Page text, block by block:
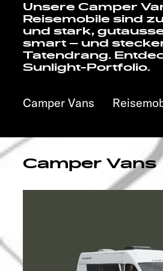
Konfigurator
Explore
Service
Unsere Camper
Reisemobile sind
und stark,
smart – und
Tatendrang.
Sunlight-Portfolio.
Camper Vans
Camper Vans